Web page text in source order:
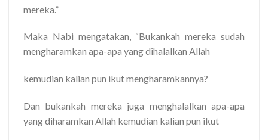
mereka.”
Maka Nabi mengatakan, “Bukankah mereka sudah
mengharamkan apa-apa yang dihalalkan Allah
kemudian kalian pun ikut mengharamkannya?
Dan bukankah mereka juga menghalalkan apa-apa
yang diharamkan Allah kemudian kalian pun ikut